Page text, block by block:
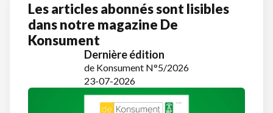
Les articles abonnés sont lisibles
dans notre magazine De
Konsument
Dernière édition
de Konsument N°5/2026
23-07-2026